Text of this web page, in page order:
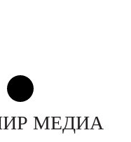
МЕДИА